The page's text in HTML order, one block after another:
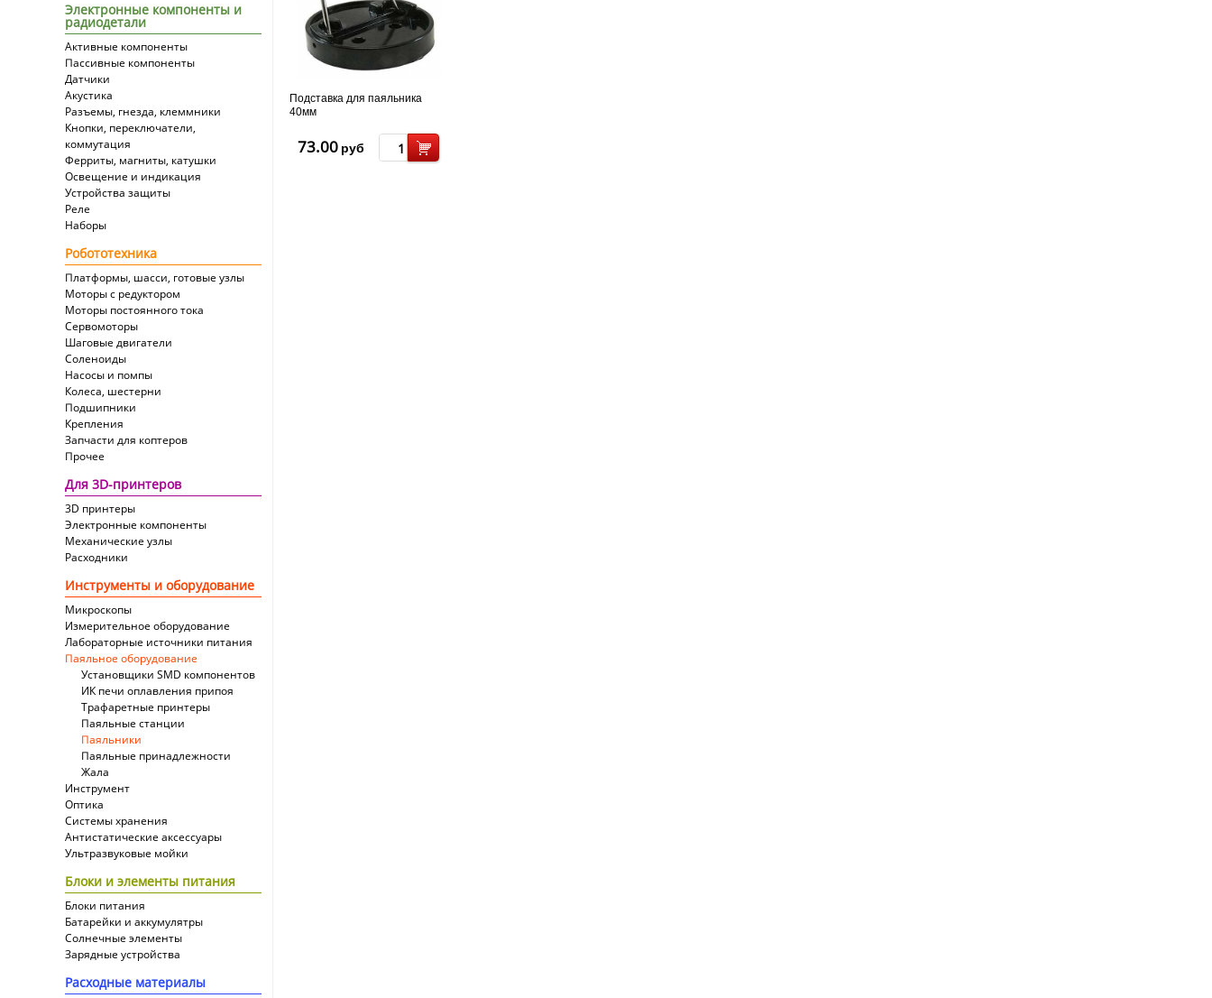
Электронные компоненты и
радиодетали
Активные компоненты
Пассивные компоненты
Датчики
Акустика
Разъемы, гнезда, клеммники
Кнопки, переключатели,
коммутация
Ферриты, магниты, катушки
Освещение и индикация
Устройства защиты
Реле
Наборы
Робототехника
Платформы, шасси, готовые узлы
Моторы с редуктором
Моторы постоянного тока
Сервомоторы
Шаговые двигатели
Соленоиды
Насосы и помпы
Колеса, шестерни
Подшипники
Крепления
Запчасти для коптеров
Прочее
Для 3D-принтеров
3D принтеры
Электронные компоненты
Механические узлы
Расходники
Инструменты и оборудование
Микроскопы
Измерительное оборудование
Лабораторные источники питания
Паяльное оборудование
Установщики SMD компонентов
ИК печи оплавления припоя
Трафаретные принтеры
Паяльные станции
Паяльники
Паяльные принадлежности
Жала
Инструмент
Оптика
Системы хранения
Антистатические аксессуары
Ультразвуковые мойки
Блоки и элементы питания
Блоки питания
Батарейки и аккумулятры
Солнечные элементы
Зарядные устройства
Расходные материалы
Подставка для паяльника
40мм
73.00 руб